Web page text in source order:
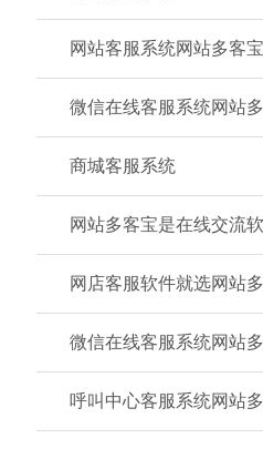
网站客服系统网站多客宝
微信在线客服系统网站
商城客服系统
网站多客宝是在线交流
网店客服软件就选网站
微信在线客服系统网站
呼叫中心客服系统网站